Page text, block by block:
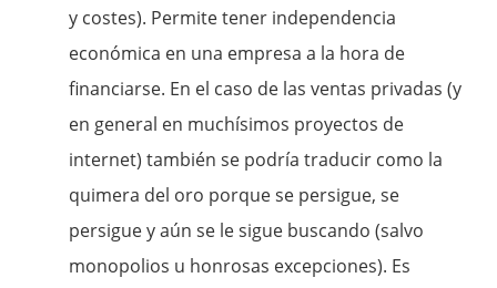
y costes). Permite tener independencia
económica en una empresa a la hora de
financiarse. En el caso de las ventas privadas (y
en general en muchísimos proyectos de
internet) también se podría traducir como la
quimera del oro porque se persigue, se
persigue y aún se le sigue buscando (salvo
monopolios u honrosas excepciones). Es